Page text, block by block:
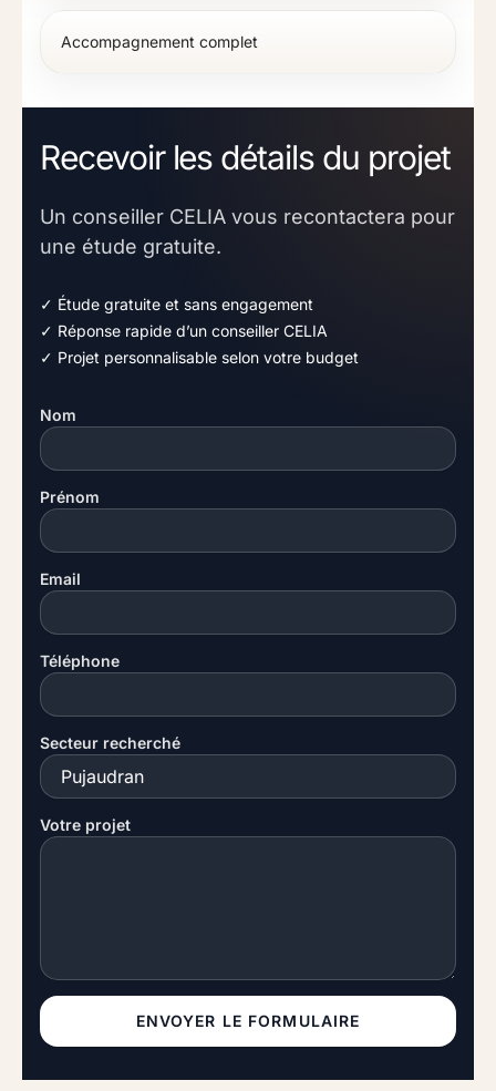
Accompagnement complet
Recevoir les détails du projet
Un conseiller CELIA vous recontactera pour
une étude gratuite.
✓ Étude gratuite et sans engagement
✓ Réponse rapide d’un conseiller CELIA
✓ Projet personnalisable selon votre budget
Nom
Prénom
Email
Téléphone
Secteur recherché
Votre projet
ENVOYER LE FORMULAIRE